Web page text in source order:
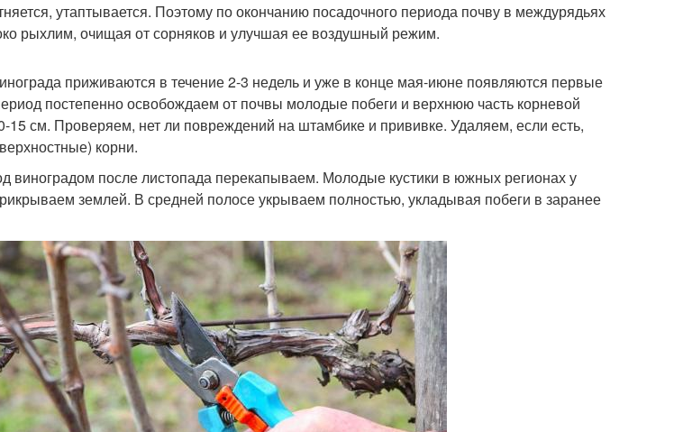
утаптывается. Поэтому по окончанию посадочного периода почву в междурядьях
рыхлим, очищая от сорняков и улучшая ее воздушный режим.
приживаются в течение 2-3 недель и уже в конце мая-июне появляются первые
постепенно освобождаем от почвы молодые побеги и верхнюю часть корневой
15 см. Проверяем, нет ли повреждений на штамбике и прививке. Удаляем, если есть,
корни.
виноградом после листопада перекапываем. Молодые кустики в южных регионах у
землей. В средней полосе укрываем полностью, укладывая побеги в заранее